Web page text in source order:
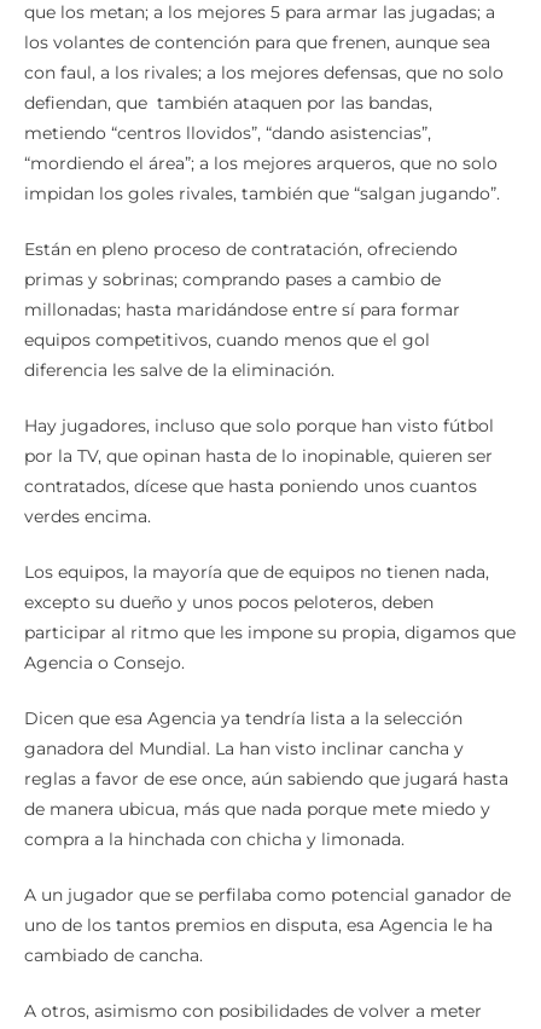
que los metan; a los mejores 5 para armar las jugadas; a
los volantes de contención para que frenen, aunque sea
con faul, a los rivales; a los mejores defensas, que no solo
defiendan, que también ataquen por las bandas,
metiendo “centros llovidos”, “dando asistencias”,
“mordiendo el área”; a los mejores arqueros, que no solo
impidan los goles rivales, también que “salgan jugando”.
Están en pleno proceso de contratación, ofreciendo
primas y sobrinas; comprando pases a cambio de
millonadas; hasta maridándose entre sí para formar
equipos competitivos, cuando menos que el gol
diferencia les salve de la eliminación.
Hay jugadores, incluso que solo porque han visto fútbol
por la TV, que opinan hasta de lo inopinable, quieren ser
contratados, dícese que hasta poniendo unos cuantos
verdes encima.
Los equipos, la mayoría que de equipos no tienen nada,
excepto su dueño y unos pocos peloteros, deben
participar al ritmo que les impone su propia, digamos que
Agencia o Consejo.
Dicen que esa Agencia ya tendría lista a la selección
ganadora del Mundial. La han visto inclinar cancha y
reglas a favor de ese once, aún sabiendo que jugará hasta
de manera ubicua, más que nada porque mete miedo y
compra a la hinchada con chicha y limonada.
A un jugador que se perfilaba como potencial ganador de
uno de los tantos premios en disputa, esa Agencia le ha
cambiado de cancha.
A otros, asimismo con posibilidades de volver a meter